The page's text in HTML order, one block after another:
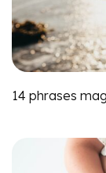
14 phrases